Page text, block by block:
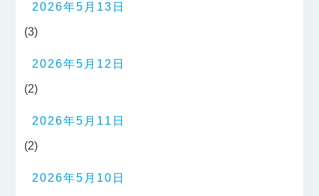
2026年5月13日
(3)
2026年5月12日
(2)
2026年5月11日
(2)
2026年5月10日